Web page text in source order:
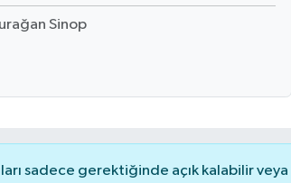
Sinop
sadece gerektiğinde açık kalabilir veya